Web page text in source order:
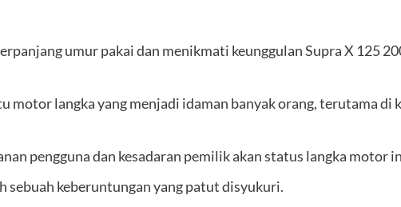
umur pakai dan menikmati keunggulan Supra X 125
motor langka yang menjadi idaman banyak orang, terutama di
pengguna dan kesadaran pemilik akan status langka motor
keberuntungan yang patut disyukuri.